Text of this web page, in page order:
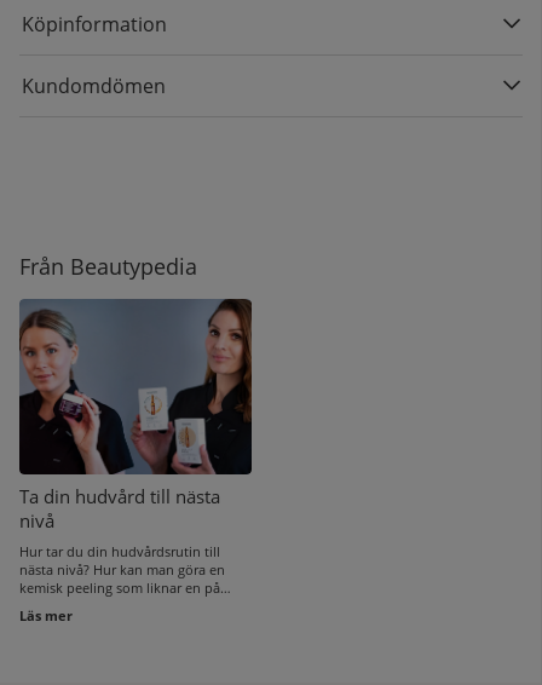
Köpinformation
Kundomdömen
Från Beautypedia
Ta din hudvård till nästa
nivå
Hur tar du din hudvårdsrutin till
nästa nivå? Hur kan man göra en
kemisk peeling som liknar en på
salong? Avancerad hudvård kan vara
svårt att förstå sig på om man inte är
Läs mer